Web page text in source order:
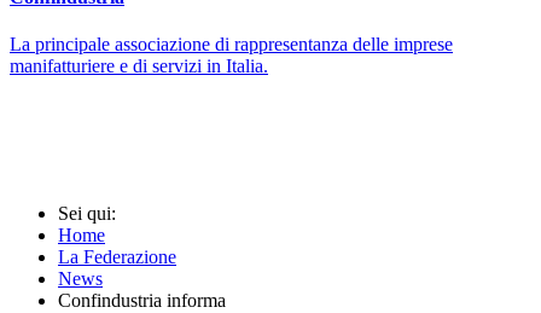
La principale associazione di rappresentanza delle imprese
manifatturiere e di servizi in Italia.
Sei qui:
Home
La Federazione
News
Confindustria informa